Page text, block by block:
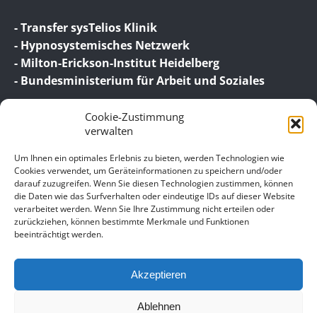
Cookie-Zustimmung
verwalten
Um Ihnen ein optimales Erlebnis zu bieten, werden Technologien wie
Cookies verwendet, um Geräteinformationen zu speichern und/oder
darauf zuzugreifen. Wenn Sie diesen Technologien zustimmen, können
die Daten wie das Surfverhalten oder eindeutige IDs auf dieser Website
verarbeitet werden. Wenn Sie Ihre Zustimmung nicht erteilen oder
zurückziehen, können bestimmte Merkmale und Funktionen
beeinträchtigt werden.
Akzeptieren
Ablehnen
- Transfer sysTelios Klinik
- Hypnosystemisches Netzwerk
- Milton-Erickson-Institut Heidelberg
- Bundesministerium für Arbeit und Soziales
© 2026 Birgit Wagner – Coaching | Beratung |
Supervision
Datenschutz
Allgemeine Geschäftsbedingungen für meine